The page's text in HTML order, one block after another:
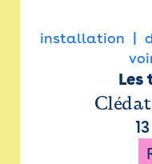
installation
Les
13